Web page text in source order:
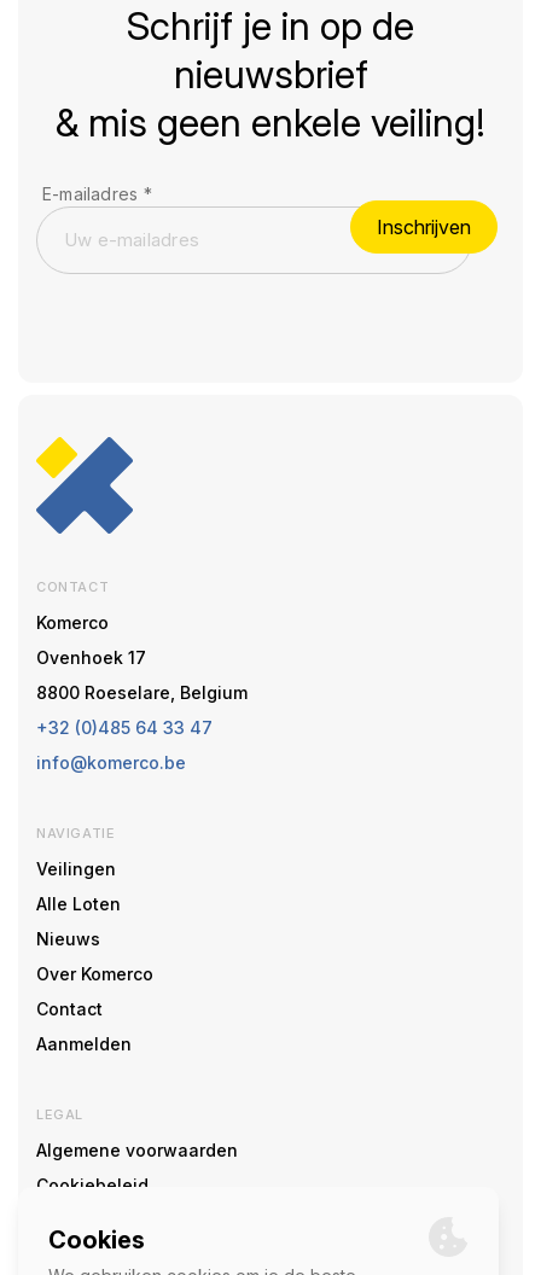
Schrijf je in op de
nieuwsbrief
& mis geen enkele veiling!
E-mailadres *
Inschrijven
CONTACT
Komerco
Ovenhoek 17
8800 Roeselare, Belgium
+32 (0)485 64 33 47
info@komerco.be
NAVIGATIE
Veilingen
Alle Loten
Nieuws
Over Komerco
Contact
Aanmelden
LEGAL
Algemene voorwaarden
Cookiebeleid